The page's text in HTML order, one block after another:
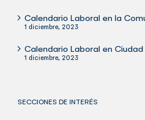
Calendario Laboral en la
1 diciembre, 2023
Calendario Laboral en Ciudad
1 diciembre, 2023
SECCIONES DE INTERÉS